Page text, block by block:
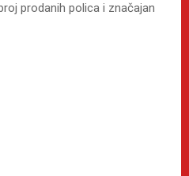
prodanih polica i značajan